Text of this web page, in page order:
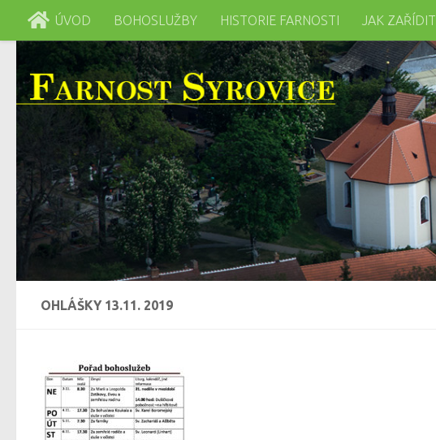
Skip to content
ÚVOD BOHOSLUŽBY HISTORIE FARNOSTI JAK ZAŘÍDIT
OHLÁŠKY 13.11. 2019